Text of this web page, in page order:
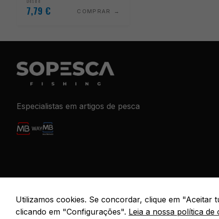
7,79 € COMPRAR
Especialistas em artigos de pesca
© 2026
Utilizamos cookies. Se concordar, clique em "Aceitar
clicando em "Configurações". Leia a nossa política de